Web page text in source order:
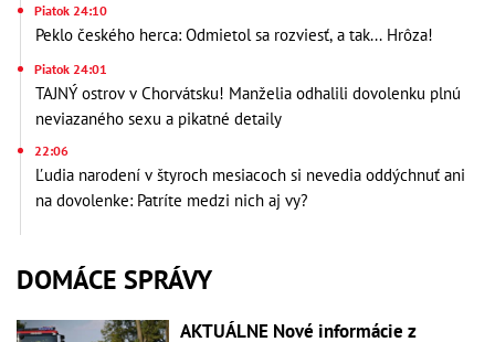
Piatok 24:10
Peklo českého herca: Odmietol sa rozviesť, a tak... Hrôza!
Piatok 24:01
TAJNÝ ostrov v Chorvátsku! Manželia odhalili dovolenku plnú
neviazaného sexu a pikatné detaily
22:06
Ľudia narodení v štyroch mesiacoch si nevedia oddýchnuť ani
na dovolenke: Patríte medzi nich aj vy?
DOMÁCE SPRÁVY
AKTUÁLNE Nové informácie z